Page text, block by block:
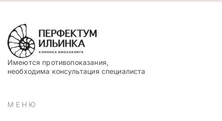
Имеются противопоказания,
необходима консультация специалиста
МЕНЮ